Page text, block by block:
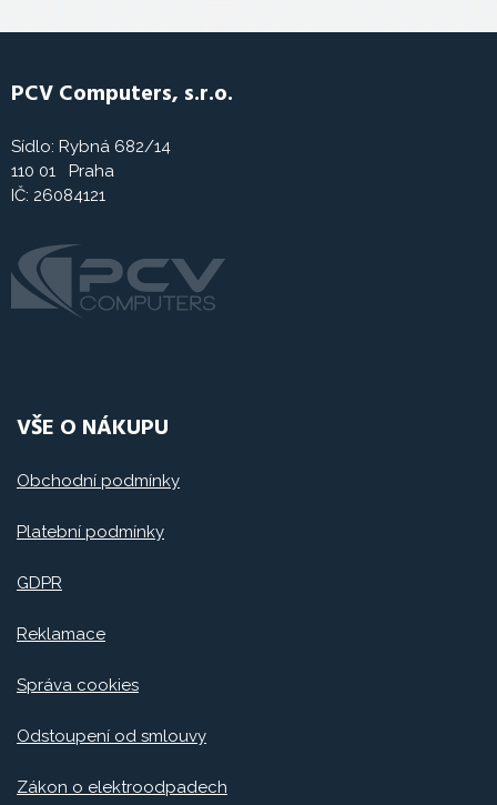
PCV Computers, s.r.o.
Sídlo: Rybná 682/14
110 01 Praha
IČ: 26084121
VŠE O NÁKUPU
Obchodní podmínky
Platební podmínky
GDPR
Reklamace
Správa cookies
Odstoupení od smlouvy
Zákon o elektroodpadech